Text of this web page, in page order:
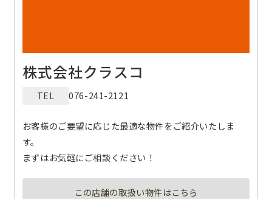
株式会社クラスコ
TEL 076-241-2121
お客様のご要望に応じた最適な物件をご紹介いたしま
す。
まずはお気軽にご相談ください！
この店舗の取扱い物件はこちら